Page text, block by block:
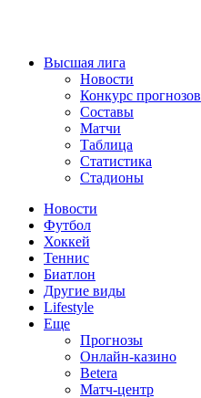
Высшая лига
Новости
Конкурс прогнозов
Составы
Матчи
Таблица
Статистика
Стадионы
Новости
Футбол
Хоккей
Теннис
Биатлон
Другие виды
Lifestyle
Еще
Прогнозы
Онлайн-казино
Betera
Матч-центр